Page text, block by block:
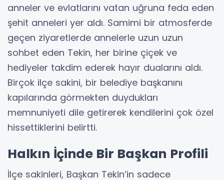
anneler ve evlatlarını vatan uğruna feda eden
şehit anneleri yer aldı. Samimi bir atmosferde
geçen ziyaretlerde annelerle uzun uzun
sohbet eden Tekin, her birine çiçek ve
hediyeler takdim ederek hayır dualarını aldı.
Birçok ilçe sakini, bir belediye başkanını
kapılarında görmekten duydukları
memnuniyeti dile getirerek kendilerini çok özel
hissettiklerini belirtti.
Halkın İçinde Bir Başkan Profili
İlçe sakinleri, Başkan Tekin’in sadece